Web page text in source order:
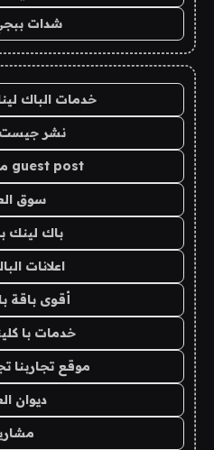
شدات
خدمات الباك
نشر
guest post مقال ضيف
سوق
باك لينك
اعلانات
أقوى باقة
خدمات با كلينك
موقع تجاربنا
ديوان